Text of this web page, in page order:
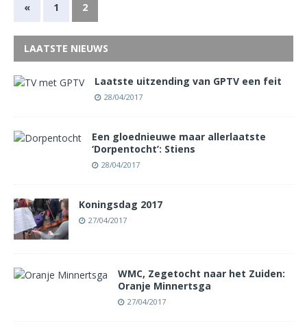
« 1 2
LAATSTE NIEUWS
Laatste uitzending van GPTV een feit
28/04/2017
Een gloednieuwe maar allerlaatste
‘Dorpentocht’: Stiens
28/04/2017
Koningsdag 2017
27/04/2017
WMC, Zegetocht naar het Zuiden:
Oranje Minnertsga
27/04/2017